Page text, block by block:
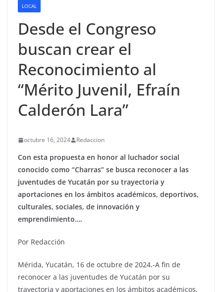
LOCAL
Desde el Congreso
buscan crear el
Reconocimiento al
“Mérito Juvenil, Efraín
Calderón Lara”
octubre 16, 2024 Redaccion
Con esta propuesta en honor al luchador social
conocido como “Charras” se busca reconocer a las
juventudes de Yucatán por su trayectoria y
aportaciones en los ámbitos académicos, deportivos,
culturales, sociales, de innovación y
emprendimiento….
Por Redacción
Mérida, Yucatán, 16 de octubre de 2024.-A fin de
reconocer a las juventudes de Yucatán por su
trayectoria y aportaciones en los ámbitos académicos,